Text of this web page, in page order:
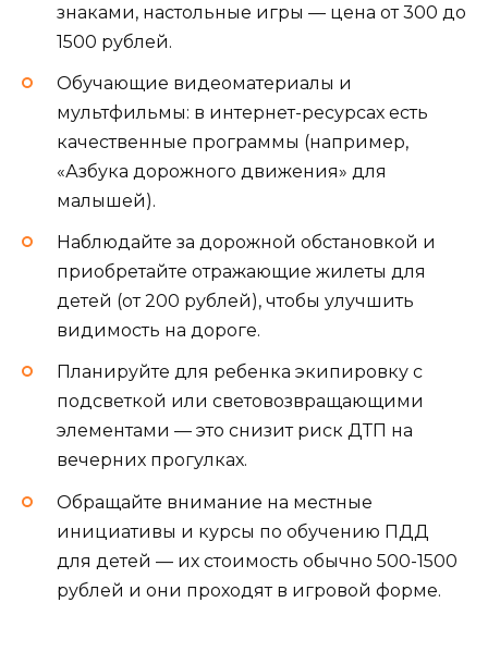
знаками, настольные игры — цена от 300 до
1500 рублей.
Обучающие видеоматериалы и
мультфильмы: в интернет-ресурсах есть
качественные программы (например,
«Азбука дорожного движения» для
малышей).
Наблюдайте за дорожной обстановкой и
приобретайте отражающие жилеты для
детей (от 200 рублей), чтобы улучшить
видимость на дороге.
Планируйте для ребенка экипировку с
подсветкой или световозвращающими
элементами — это снизит риск ДТП на
вечерних прогулках.
Обращайте внимание на местные
инициативы и курсы по обучению ПДД
для детей — их стоимость обычно 500-1500
рублей и они проходят в игровой форме.